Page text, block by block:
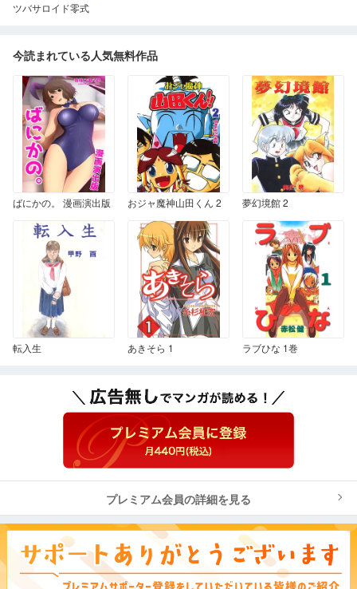
ツバサロイド零式
今読まれている人気無料作品
ばにかの。 漫画演出版 おジャ魔神山田くん 2 夢幻境館 2
転入生 あきそら 1 ラブひな 1巻
プレミアム会員の詳細を見る